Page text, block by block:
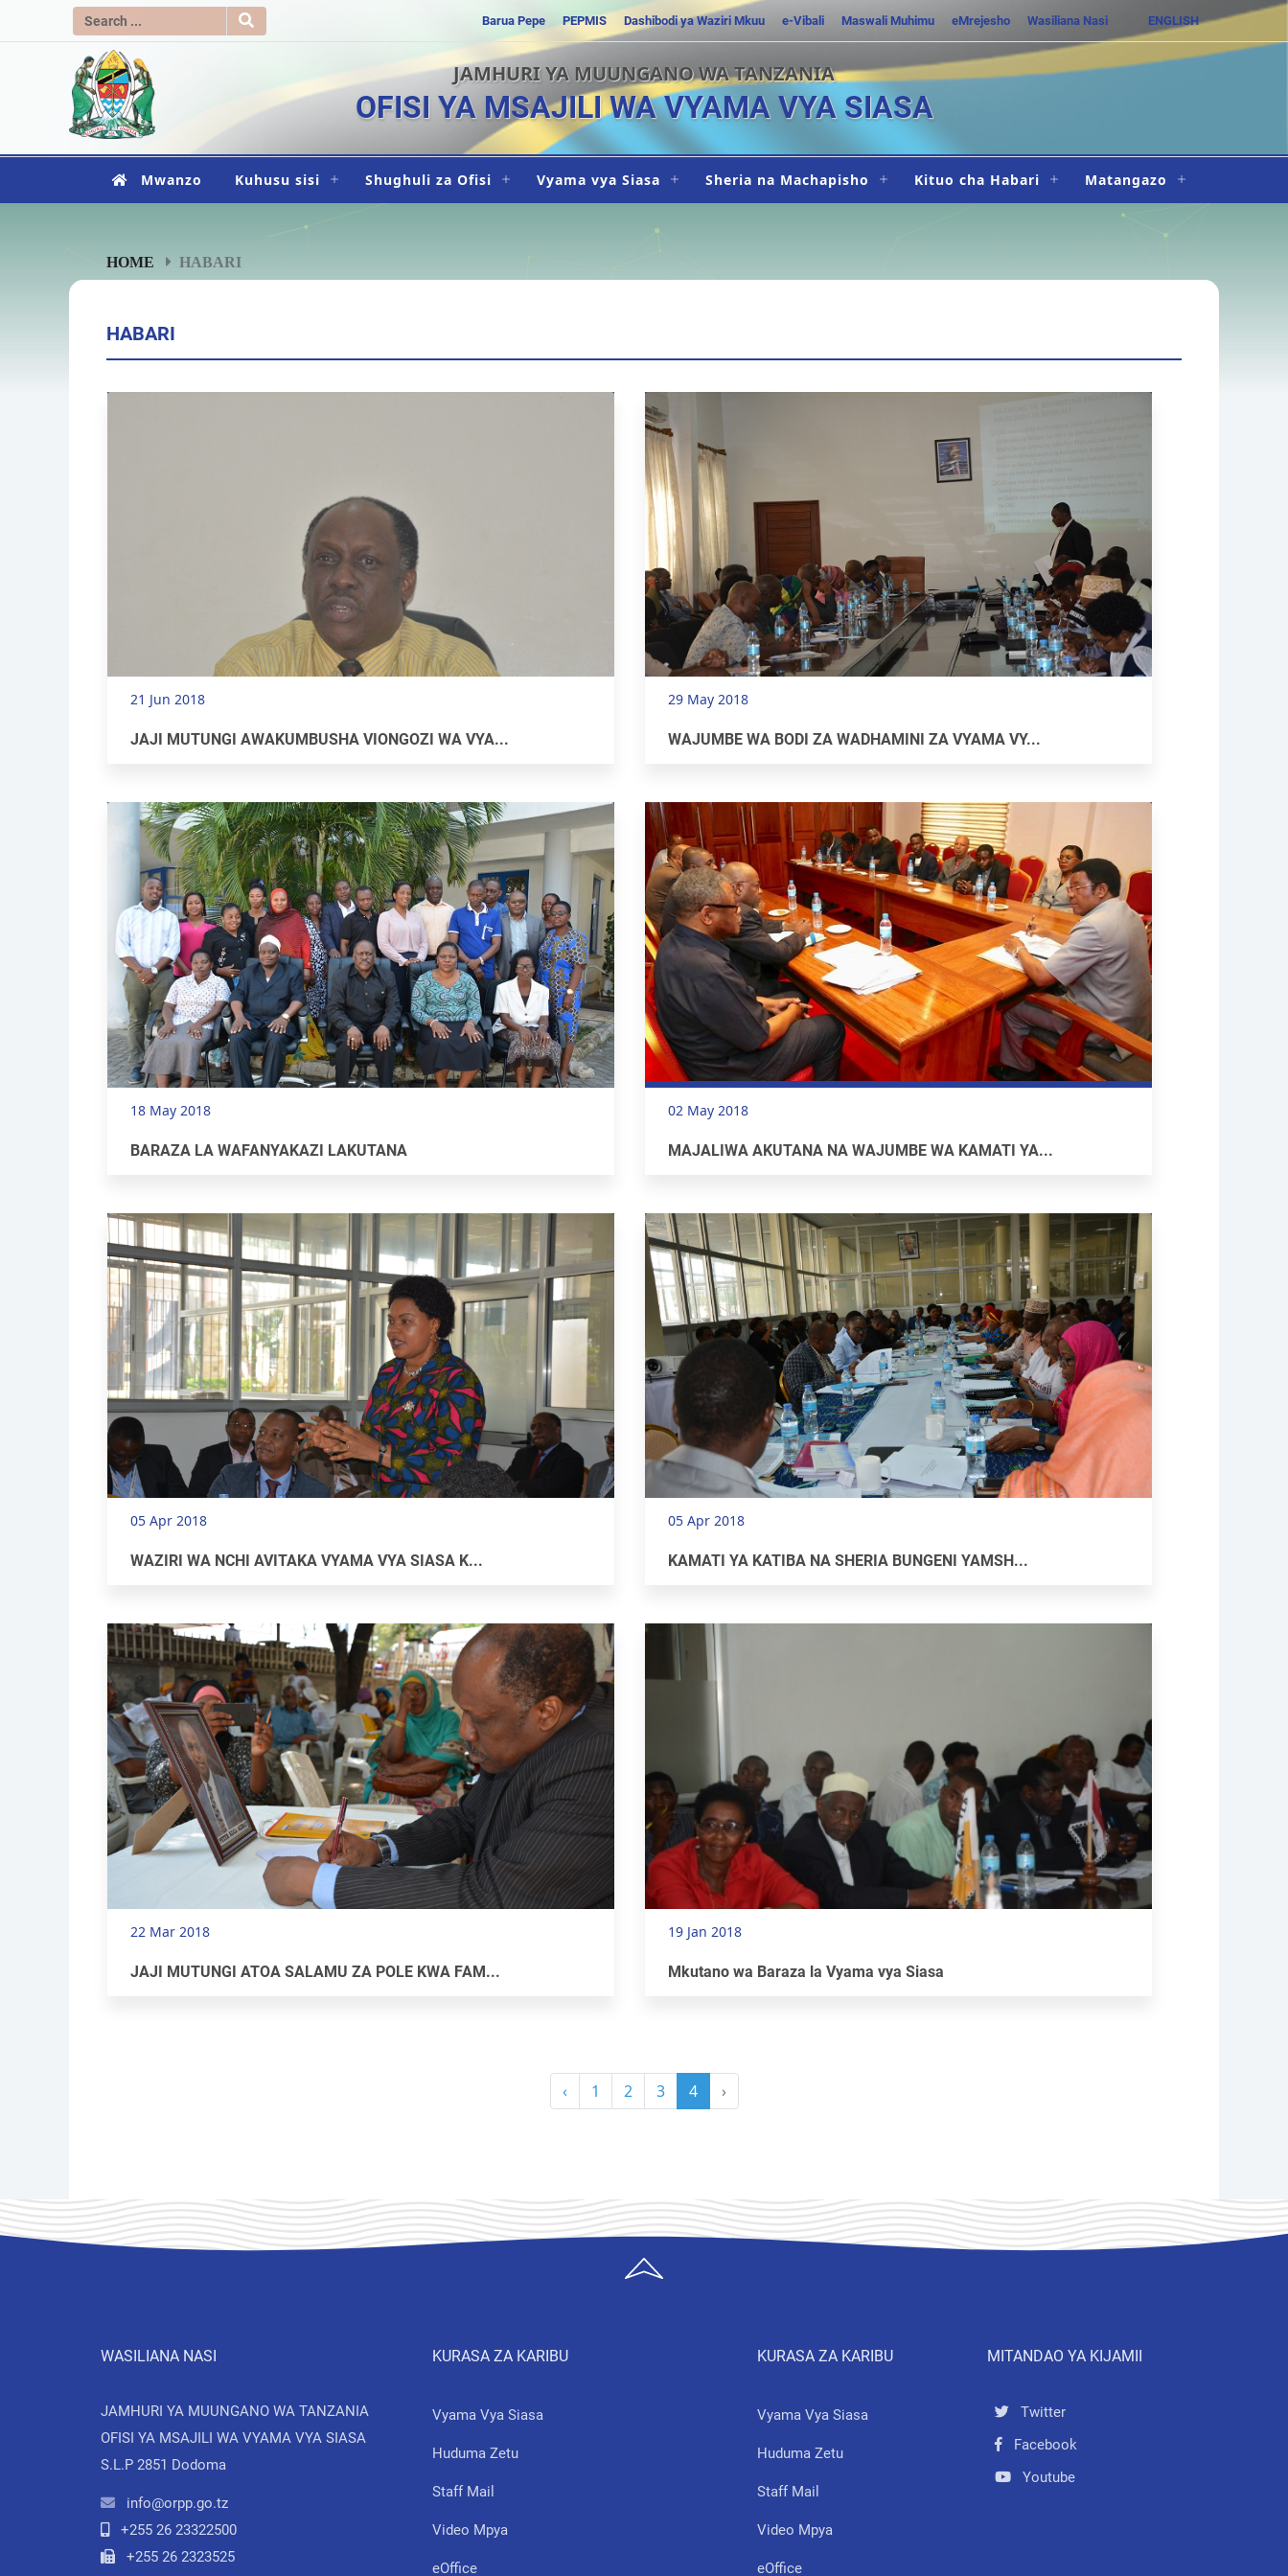
Barua Pepe PEPMIS Dashibodi ya Waziri Mkuu e-Vibali Maswali Muhimu eMrejesho Wasiliana Nasi ENGLISH
JAMHURI YA MUUNGANO WA TANZANIA
OFISI YA MSAJILI WA VYAMA VYA SIASA
Mwanzo Kuhusu sisi Shughuli za Ofisi Vyama vya Siasa Sheria na Machapisho Kituo cha Habari Matangazo
HOME HABARI
HABARI
21 Jun 2018
JAJI MUTUNGI AWAKUMBUSHA VIONGOZI WA VYA...
29 May 2018
WAJUMBE WA BODI ZA WADHAMINI ZA VYAMA VY...
18 May 2018
BARAZA LA WAFANYAKAZI LAKUTANA
02 May 2018
MAJALIWA AKUTANA NA WAJUMBE WA KAMATI YA...
05 Apr 2018
WAZIRI WA NCHI AVITAKA VYAMA VYA SIASA K...
05 Apr 2018
KAMATI YA KATIBA NA SHERIA BUNGENI YAMSH...
22 Mar 2018
JAJI MUTUNGI ATOA SALAMU ZA POLE KWA FAM...
19 Jan 2018
Mkutano wa Baraza la Vyama vya Siasa
‹ 1 2 3 4 ›
WASILIANA NASI
JAMHURI YA MUUNGANO WA TANZANIA
OFISI YA MSAJILI WA VYAMA VYA SIASA
S.L.P 2851 Dodoma
info@orpp.go.tz
+255 26 23322500
+255 26 2323525
KURASA ZA KARIBU
Vyama Vya Siasa
Huduma Zetu
Staff Mail
Video Mpya
eOffice
KURASA ZA KARIBU
Vyama Vya Siasa
Huduma Zetu
Staff Mail
Video Mpya
eOffice
MITANDAO YA KIJAMII
Twitter
Facebook
Youtube